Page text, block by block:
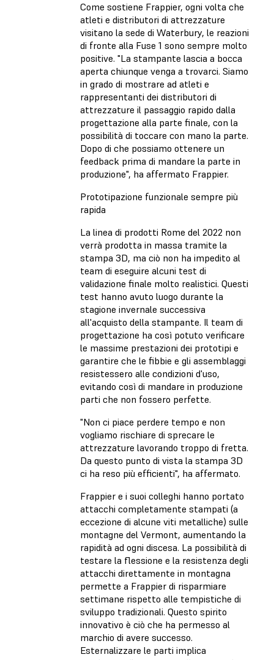
Come sostiene Frappier, ogni volta che
atleti e distributori di attrezzature
visitano la sede di Waterbury, le reazioni
di fronte alla Fuse 1 sono sempre molto
positive. "La stampante lascia a bocca
aperta chiunque venga a trovarci. Siamo
in grado di mostrare ad atleti e
rappresentanti dei distributori di
attrezzature il passaggio rapido dalla
progettazione alla parte finale, con la
possibilità di toccare con mano la parte.
Dopo di che possiamo ottenere un
feedback prima di mandare la parte in
produzione", ha affermato Frappier.
Prototipazione funzionale sempre più
rapida
La linea di prodotti Rome del 2022 non
verrà prodotta in massa tramite la
stampa 3D, ma ciò non ha impedito al
team di eseguire alcuni test di
validazione finale molto realistici. Questi
test hanno avuto luogo durante la
stagione invernale successiva
all'acquisto della stampante. Il team di
progettazione ha così potuto verificare
le massime prestazioni dei prototipi e
garantire che le fibbie e gli assemblaggi
resistessero alle condizioni d'uso,
evitando così di mandare in produzione
parti che non fossero perfette.
"Non ci piace perdere tempo e non
vogliamo rischiare di sprecare le
attrezzature lavorando troppo di fretta.
Da questo punto di vista la stampa 3D
ci ha reso più efficienti", ha affermato.
Frappier e i suoi colleghi hanno portato
attacchi completamente stampati (a
eccezione di alcune viti metalliche) sulle
montagne del Vermont, aumentando la
rapidità ad ogni discesa. La possibilità di
testare la flessione e la resistenza degli
attacchi direttamente in montagna
permette a Frappier di risparmiare
settimane rispetto alle tempistiche di
sviluppo tradizionali. Questo spirito
innovativo è ciò che ha permesso al
marchio di avere successo.
Esternalizzare le parti implica